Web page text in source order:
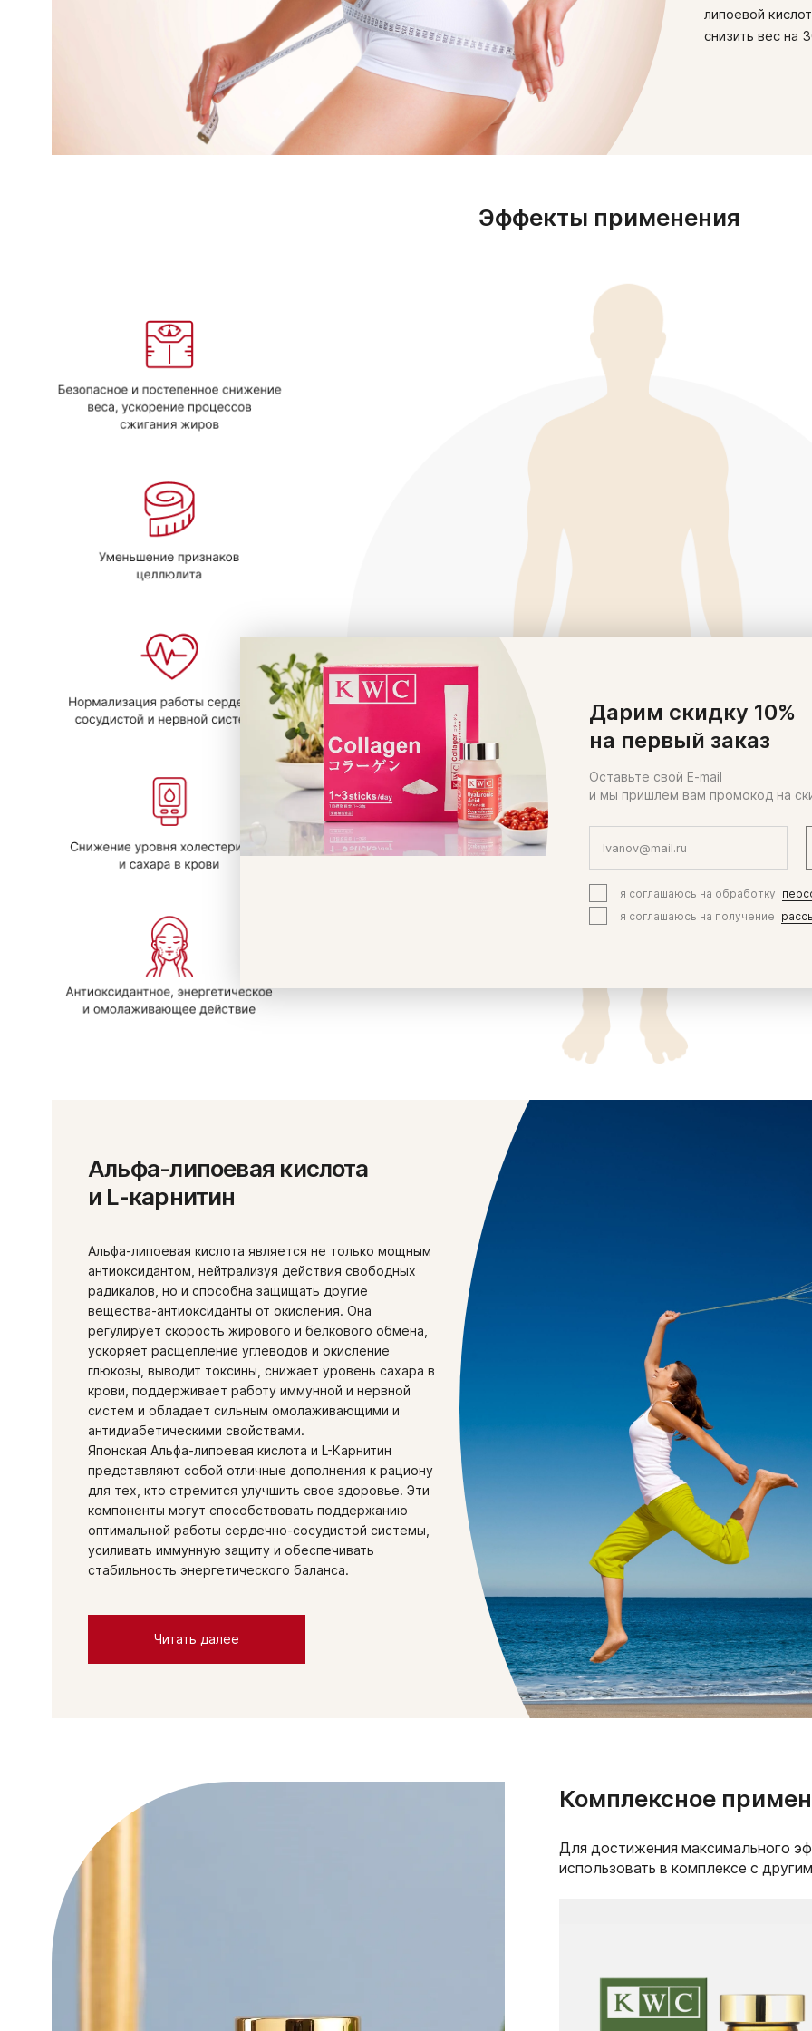
липоевой
снизить вес на
Эффекты применения
Альфа-липоевая кислота
и L-карнитин
Альфа-липоевая кислота является не только мощным
антиоксидантом, нейтрализуя действия свободных
радикалов, но и способна защищать другие
вещества-антиоксиданты от окисления. Она
регулирует скорость жирового и белкового обмена,
ускоряет расщепление углеводов и окисление
глюкозы, выводит токсины, снижает уровень сахара в
крови, поддерживает работу иммунной и нервной
систем и обладает сильным омолаживающими и
антидиабетическими свойствами.
Японская Альфа-липоевая кислота и L-Карнитин
представляют собой отличные дополнения к рациону
для тех, кто стремится улучшить свое здоровье. Эти
компоненты могут способствовать поддержанию
оптимальной работы сердечно-сосудистой системы,
усиливать иммунную защиту и обеспечивать
стабильность энергетического баланса.
Читать далее
Комплексное
Для достижения максимального
использовать в комплексе с
Дарим скидку 10%
на первый заказ
Оставьте свой E-mail
и мы пришлем вам промокод на
я соглашаюсь на обработку
я соглашаюсь на получение